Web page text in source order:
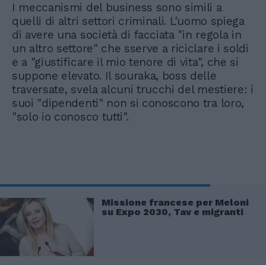
I meccanismi del business sono simili a
quelli di altri settori criminali. L'uomo spiega
di avere una società di facciata "in regola in
un altro settore" che sserve a riciclare i soldi
e a "giustificare il mio tenore di vita", che si
suppone elevato. Il souraka, boss delle
traversate, svela alcuni trucchi del mestiere: i
suoi "dipendenti" non si conoscono tra loro,
"solo io conosco tutti".
Missione francese per Meloni
su Expo 2030, Tav e migranti